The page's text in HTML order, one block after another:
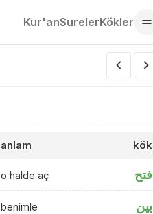
Kur'anSurelerKökler
anlam kök
o halde aç فتح
benimle بين